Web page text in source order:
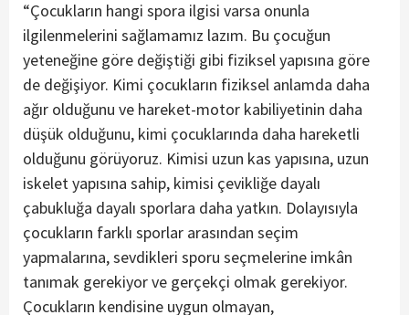
“Çocukların hangi spora ilgisi varsa onunla
ilgilenmelerini sağlamamız lazım. Bu çocuğun
yeteneğine göre değiştiği gibi fiziksel yapısına göre
de değişiyor. Kimi çocukların fiziksel anlamda daha
ağır olduğunu ve hareket-motor kabiliyetinin daha
düşük olduğunu, kimi çocuklarında daha hareketli
olduğunu görüyoruz. Kimisi uzun kas yapısına, uzun
iskelet yapısına sahip, kimisi çevikliğe dayalı
çabukluğa dayalı sporlara daha yatkın. Dolayısıyla
çocukların farklı sporlar arasından seçim
yapmalarına, sevdikleri sporu seçmelerine imkân
tanımak gerekiyor ve gerçekçi olmak gerekiyor.
Çocukların kendisine uygun olmayan,